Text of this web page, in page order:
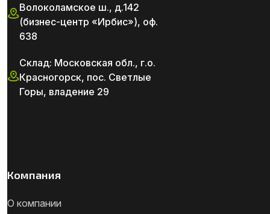
Волоколамское ш., д.142
(бизнес-центр «Ирбис»), оф.
638
Склад: Московская обл., г.о.
Красногорск, пос. Светлые
Горы, владение 29
Компания
О компании